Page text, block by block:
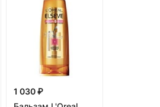
1 030 ₽